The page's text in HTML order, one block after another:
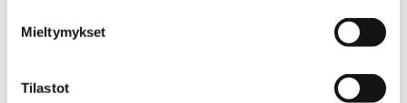
Mieltymykset
Tilastot